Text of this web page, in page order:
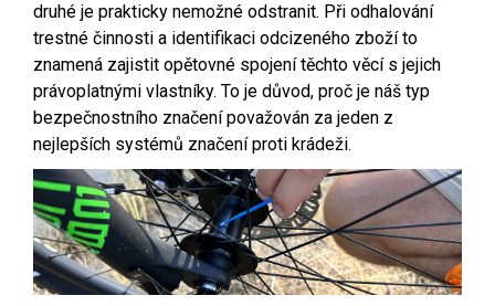
druhé je prakticky nemožné odstranit. Při odhalování
trestné činnosti a identifikaci odcizeného zboží to
znamená zajistit opětovné spojení těchto věcí s jejich
právoplatnými vlastníky. To je důvod, proč je náš typ
bezpečnostního značení považován za jeden z
nejlepších systémů značení proti krádeži.